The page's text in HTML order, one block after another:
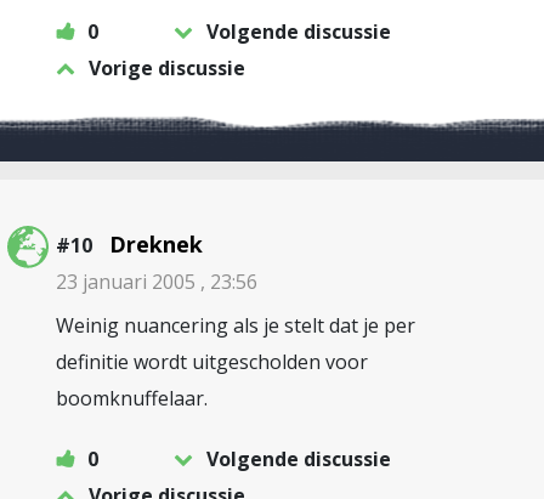
0
Volgende discussie
Vorige discussie
#10 Dreknek
23 januari 2005 , 23:56
Weinig nuancering als je stelt dat je per
definitie wordt uitgescholden voor
boomknuffelaar.
0
Volgende discussie